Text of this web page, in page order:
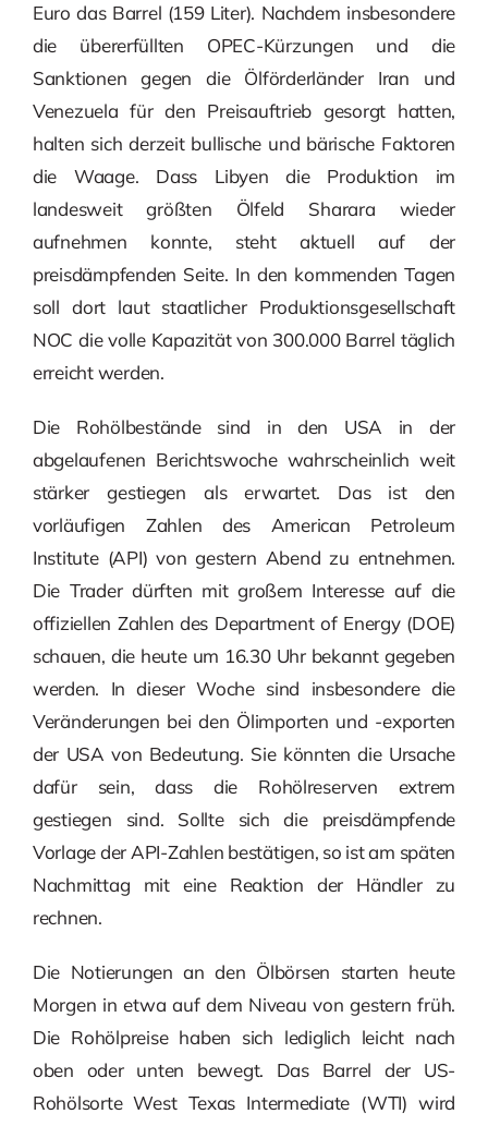
Euro das Barrel (159 Liter). Nachdem insbesondere
die übererfüllten OPEC-Kürzungen und die
Sanktionen gegen die Ölförderländer Iran und
Venezuela für den Preisauftrieb gesorgt hatten,
halten sich derzeit bullische und bärische Faktoren
die Waage. Dass Libyen die Produktion im
landesweit größten Ölfeld Sharara wieder
aufnehmen konnte, steht aktuell auf der
preisdämpfenden Seite. In den kommenden Tagen
soll dort laut staatlicher Produktionsgesellschaft
NOC die volle Kapazität von 300.000 Barrel täglich
erreicht werden.
Die Rohölbestände sind in den USA in der
abgelaufenen Berichtswoche wahrscheinlich weit
stärker gestiegen als erwartet. Das ist den
vorläufigen Zahlen des American Petroleum
Institute (API) von gestern Abend zu entnehmen.
Die Trader dürften mit großem Interesse auf die
offiziellen Zahlen des Department of Energy (DOE)
schauen, die heute um 16.30 Uhr bekannt gegeben
werden. In dieser Woche sind insbesondere die
Veränderungen bei den Ölimporten und -exporten
der USA von Bedeutung. Sie könnten die Ursache
dafür sein, dass die Rohölreserven extrem
gestiegen sind. Sollte sich die preisdämpfende
Vorlage der API-Zahlen bestätigen, so ist am späten
Nachmittag mit eine Reaktion der Händler zu
rechnen.
Die Notierungen an den Ölbörsen starten heute
Morgen in etwa auf dem Niveau von gestern früh.
Die Rohölpreise haben sich lediglich leicht nach
oben oder unten bewegt. Das Barrel der US-
Rohölsorte West Texas Intermediate (WTI) wird